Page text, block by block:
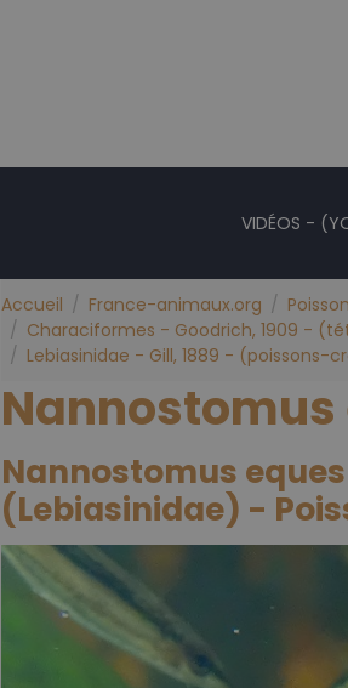
VIDÉOS -
Accueil France-animaux.org
Characiformes - Goodrich, 1909 -
Lebiasinidae - Gill, 1889 - (poissons-
Nannostomus
Nannostomus
(Lebiasinidae) -